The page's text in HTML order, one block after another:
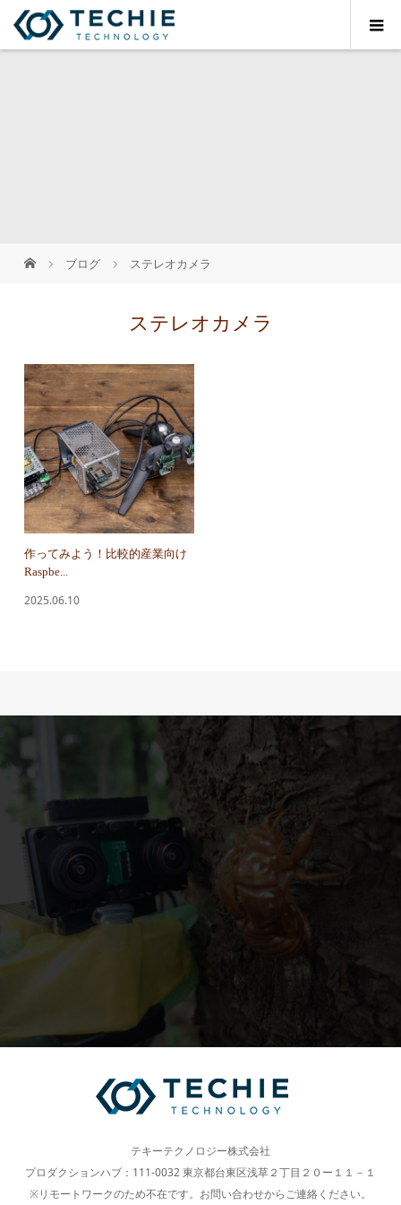
ブログ ステレオカメラ
ステレオカメラ
作ってみよう！比較的産業向け
Raspbe...
2025.06.10
テキーテクノロジー株式会社
プロダクションハブ：111-0032 東京都台東区浅草２丁目２０ー１１－１
※リモートワークのため不在です。お問い合わせからご連絡ください。